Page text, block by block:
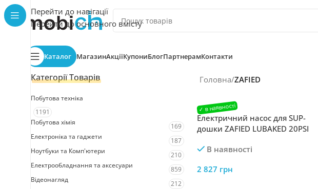
Перейти до навігації
Перейти до основного вмісту
Каталог МагазинАкціїКупониБлогПартнерамКонтакти
Категорії Товарів
Побутова техніка
1191
Побутова хімія
169
Електроніка та гаджети
187
Ноутбуки та Комп'ютери
210
Електрообладнання та аксесуари
859
Відеонагляд
212
Головна/ZAFIED
Електричний насос для SUP-
дошки ZAFIED LUBAKED 20PSI
В наявності
2 827 грн